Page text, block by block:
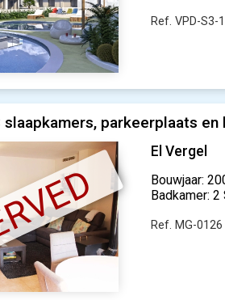
Ref. VPD-S3-
parkeerplaats en
El Vergel
Bouwjaar:
Badkamer:
Ref. MG-0126